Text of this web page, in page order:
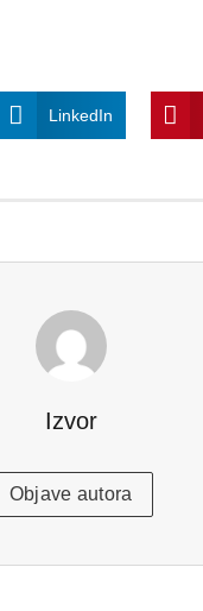
LinkedIn
Izvor
Objave autora